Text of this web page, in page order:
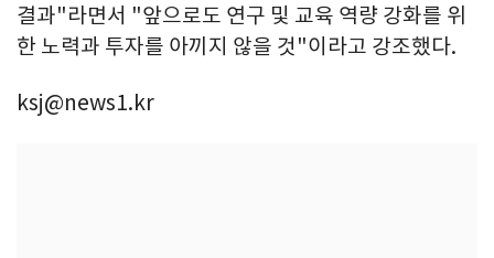
결과"라면서 "앞으로도 연구 및 교육 역량 강화를 위
한 노력과 투자를 아끼지 않을 것"이라고 강조했다.
ksj@news1.kr